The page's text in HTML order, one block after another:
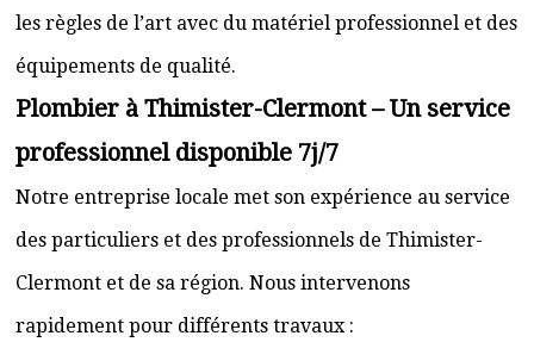
les règles de l’art avec du matériel professionnel et des
équipements de qualité.
Plombier à Thimister-Clermont – Un service
professionnel disponible 7j/7
Notre entreprise locale met son expérience au service
des particuliers et des professionnels de Thimister-
Clermont et de sa région. Nous intervenons
rapidement pour différents travaux :